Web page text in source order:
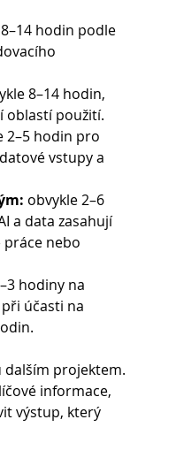
hodin podle
8–14 hodin,
oblastí použití.
2–5 hodin pro
vstupy a
obvykle 2–6
a data zasahují
práce nebo
hodiny na
účasti na
dalším projektem.
informace,
výstup, který